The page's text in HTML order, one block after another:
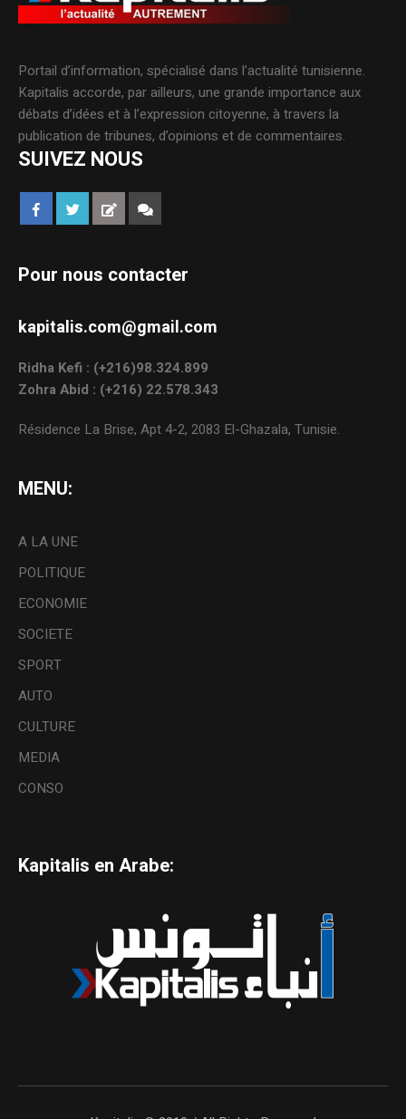
Portail d’information, spécialisé dans l’actualité tunisienne.
Kapitalis accorde, par ailleurs, une grande importance aux
débats d’idées et à l’expression citoyenne, à travers la
publication de tribunes, d’opinions et de commentaires.
SUIVEZ NOUS
Pour nous contacter
kapitalis.com@gmail.com
Ridha Kefi : (+216)98.324.899
Zohra Abid : (+216) 22.578.343
Résidence La Brise, Apt 4-2, 2083 El-Ghazala, Tunisie.
MENU:
A LA UNE
POLITIQUE
ECONOMIE
SOCIETE
SPORT
AUTO
CULTURE
MEDIA
CONSO
Kapitalis en Arabe: